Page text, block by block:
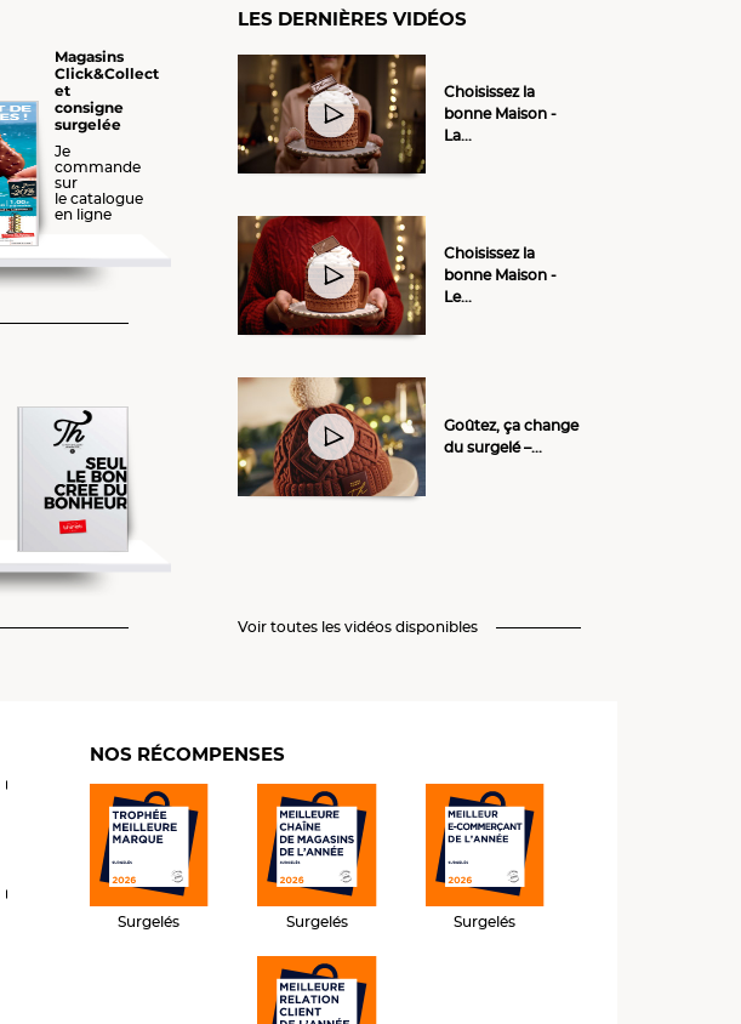
Magasins
Click&Collect
et
consigne
surgelée
Je
commande
sur
le catalogue
en ligne
LES DERNIÈRES VIDÉOS
Choisissez la
bonne Maison -
La...
Choisissez la
bonne Maison -
Le...
Goûtez, ça change
du surgelé –...
Voir toutes les vidéos disponibles
NOS RÉCOMPENSES
Surgelés Surgelés Surgelés